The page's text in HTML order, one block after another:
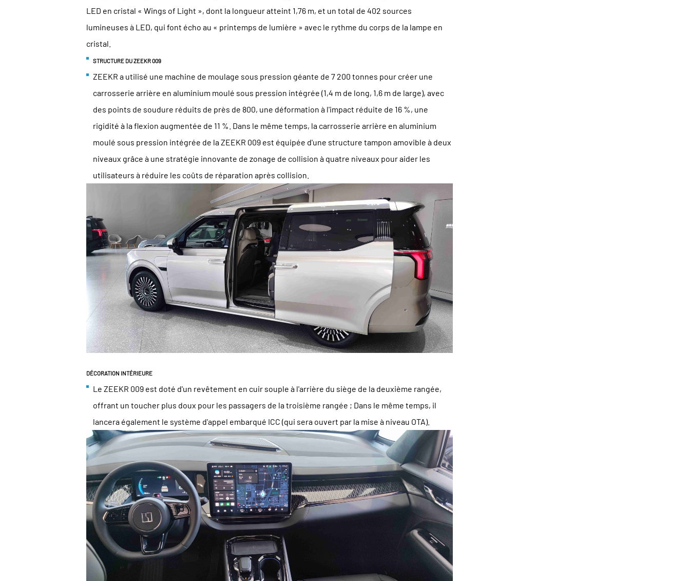
LED en cristal « Wings of Light », dont la longueur atteint 1,76 m, et un total de 402 sources
lumineuses à LED, qui font écho au « printemps de lumière » avec le rythme du corps de la lampe en
cristal.
STRUCTURE DU ZEEKR 009
ZEEKR a utilisé une machine de moulage sous pression géante de 7 200 tonnes pour créer une
carrosserie arrière en aluminium moulé sous pression intégrée (1,4 m de long, 1,6 m de large), avec
des points de soudure réduits de près de 800, une déformation à l'impact réduite de 16 %, une
rigidité à la flexion augmentée de 11 %. Dans le même temps, la carrosserie arrière en aluminium
moulé sous pression intégrée de la ZEEKR 009 est équipée d'une structure tampon amovible à deux
niveaux grâce à une stratégie innovante de zonage de collision à quatre niveaux pour aider les
utilisateurs à réduire les coûts de réparation après collision.
DÉCORATION INTÉRIEURE
Le ZEEKR 009 est doté d'un revêtement en cuir souple à l'arrière du siège de la deuxième rangée,
offrant un toucher plus doux pour les passagers de la troisième rangée ; Dans le même temps, il
lancera également le système d'appel embarqué ICC (qui sera ouvert par la mise à niveau OTA).